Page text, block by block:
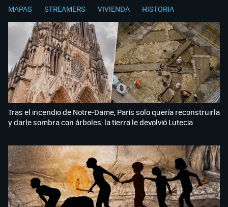
MAPAS STREAMERS VIVIENDA HISTORIA
Tras el incendio de Notre-Dame, París solo quería reconstruirla
y darle sombra con árboles: la tierra le devolvió Lutecia